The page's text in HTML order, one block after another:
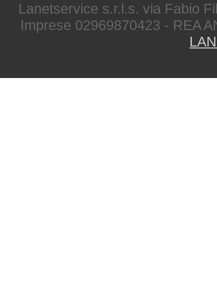
Lanetservice s.r.l.s. via Fabio
Imprese 02969870423 - REA